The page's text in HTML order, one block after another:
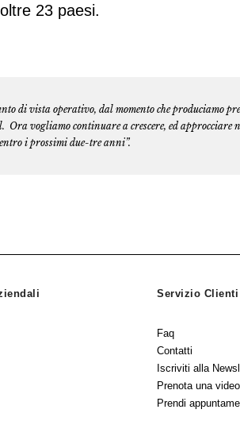
23 paesi.
di vista operativo, dal momento che produciamo
Ora vogliamo continuare a crescere, ed approcciare
i prossimi due-tre anni”.
Servizio Clienti
Faq
Contatti
Iscriviti alla
Prenota una
Prendi